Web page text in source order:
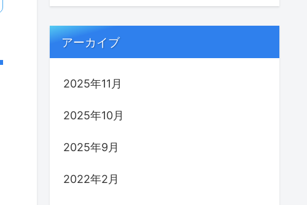
アーカイブ
2025年11月
2025年10月
2025年9月
2022年2月